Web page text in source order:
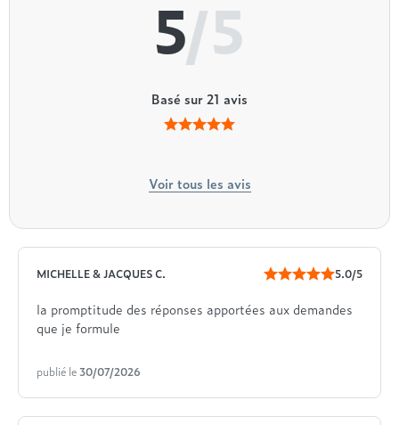
5/5
Basé sur21 avis
Voir tous les avis
MICHELLE & JACQUES C. 5.0/5
la promptitude des réponses apportées aux demandes
que je formule
publié le 30/07/2026